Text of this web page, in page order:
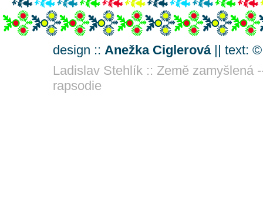
design :: Anežka Ciglerová|| text: ©
Ladislav Stehlík :: Země zamyšlená
rapsodie